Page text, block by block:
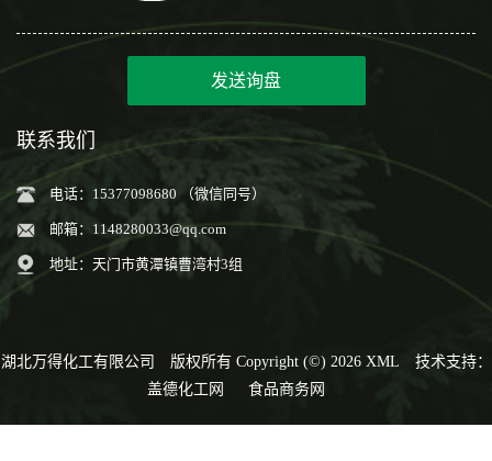
发送询盘
联系我们
电话：15377098680 （微信同号）
邮箱： 1148280033@qq.com
地址：天门市黄潭镇曹湾村3组
湖北万得化工有限公司 版权所有 Copyright (©) 2026 XML
技术支持：
盖德化工网
食品商务网